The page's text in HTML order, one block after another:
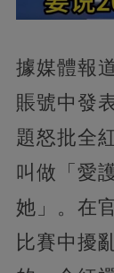
據媒體報
賬號中發
題怒批全
叫做「愛
她」。在
比賽中擾